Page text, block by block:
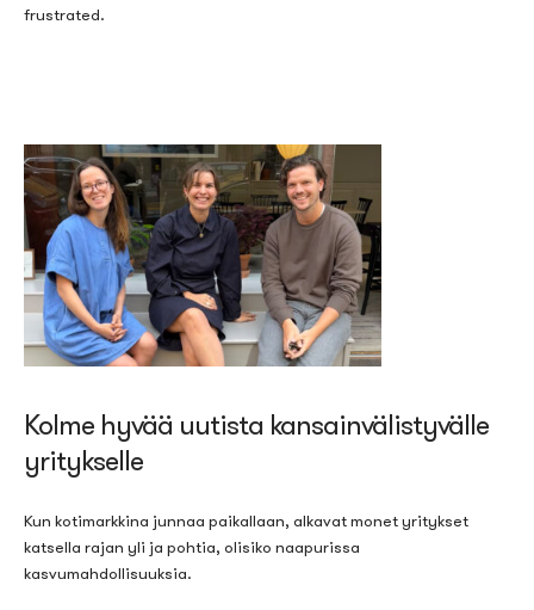
frustrated.
Kolme hyvää uutista kansainvälistyvälle
yritykselle
Kun kotimarkkina junnaa paikallaan, alkavat monet yritykset
katsella rajan yli ja pohtia, olisiko naapurissa
kasvumahdollisuuksia.